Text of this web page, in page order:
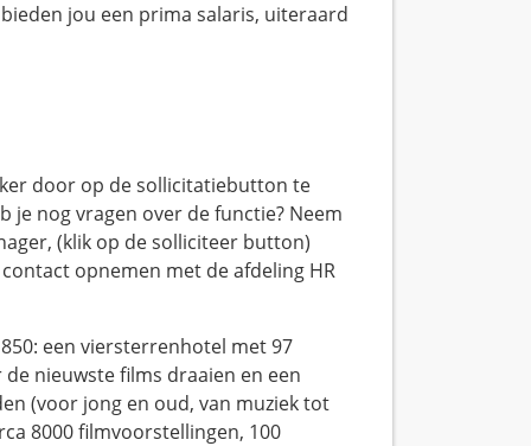
jou een prima salaris, uiteraard
door op de sollicitatiebutton te
je nog vragen over de functie? Neem
(klik op de solliciteer button)
opnemen met de afdeling HR
een viersterrenhotel met 97
nieuwste films draaien en een
(voor jong en oud, van muziek tot
8000 filmvoorstellingen, 100